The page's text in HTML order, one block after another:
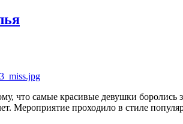
что самые красивые девушки
Мероприятие проходило в стиле